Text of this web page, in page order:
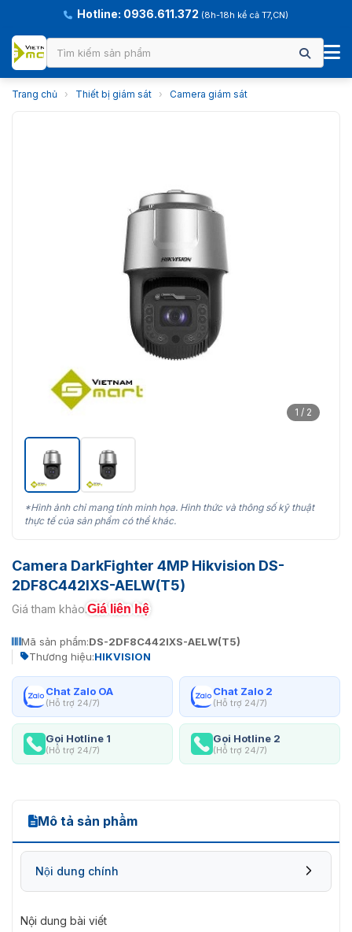
Hotline: 0936.611.372 (8h-18h kể cả T7,CN)
Trang chủ › Thiết bị giám sát › Camera giám sát
1 / 2
*Hình ảnh chỉ mang tính minh họa. Hình thức và thông số kỹ thuật
thực tế của sản phẩm có thể khác.
Camera DarkFighter 4MP Hikvision DS-
2DF8C442IXS-AELW(T5)
Giá tham khảo:Giá liên hệ
Mã sản phẩm:DS-2DF8C442IXS-AELW(T5)
Thương hiệu:HIKVISION
Chat Zalo OA
(Hỗ trợ 24/7)
Chat Zalo 2
(Hỗ trợ 24/7)
Gọi Hotline 1
(Hỗ trợ 24/7)
Gọi Hotline 2
(Hỗ trợ 24/7)
Mô tả sản phẩm
Nội dung chính
Nội dung bài viết